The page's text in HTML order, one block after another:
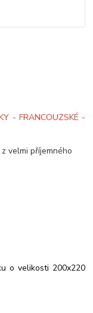
- FRANCOUZSKÉ -
velmi příjemného
o velikosti 200x220